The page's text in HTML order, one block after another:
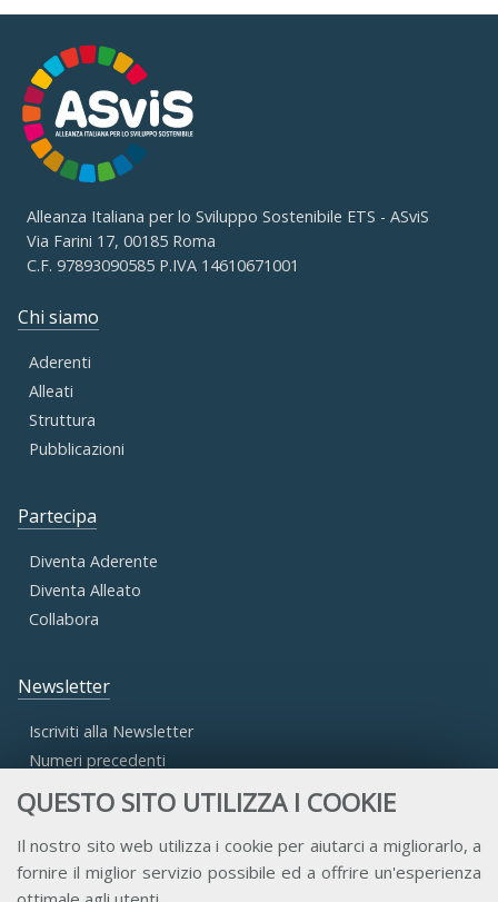
QUESTO SITO UTILIZZA I COOKIE
Il nostro sito web utilizza i cookie per aiutarci a migliorarlo, a
fornire il miglior servizio possibile ed a offrire un'esperienza
Alleanza Italiana per lo Sviluppo Sostenibile ETS - ASviS
Via Farini 17, 00185 Roma
C.F. 97893090585 P.IVA 14610671001
Chi siamo
Aderenti
Alleati
Struttura
Pubblicazioni
Partecipa
Diventa Aderente
Diventa Alleato
Collabora
Newsletter
Iscriviti alla Newsletter
Numeri precedenti
Accesso Aderenti